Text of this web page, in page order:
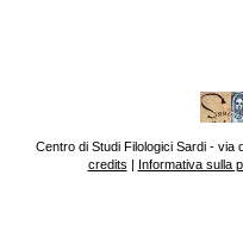
Centro di Studi Filologici Sardi - via
credits | Informativa sulla